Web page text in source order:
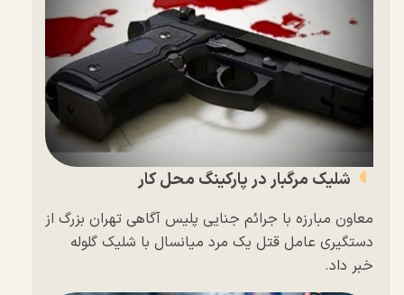
شلیک مرگبار در پارکینگ محل کار
معاون مبارزه با جرائم جنایی پلیس آگاهی تهران بزرگ از
دستگیری عامل قتل یک مرد میانسال با شلیک گلوله
خبر داد.